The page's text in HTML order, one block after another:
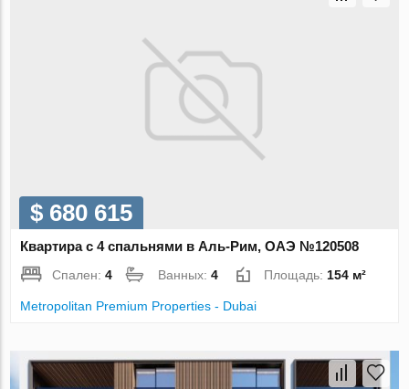
$ 680 615
Квартира с 4 спальнями в Аль-Рим, ОАЭ №120508
Спален:4 Ванных:4 Площадь:154 м²
Metropolitan Premium Properties - Dubai